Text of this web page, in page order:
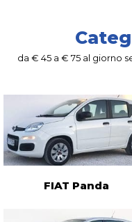
da € 45 a € 75 al giorno
FIAT Panda